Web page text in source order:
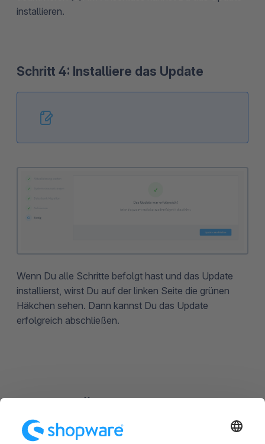
installieren.
Schritt 4: Installiere das Update
Wenn Du alle Schritte befolgt hast und das Update
installierst, wirst Du auf der linken Seite die grünen
Häkchen sehen. Dann kannst Du das Update
erfolgreich abschließen.
Update über Composer
Seit Version 6.3.0 ist dieser Weg möglich. Navigiere mit